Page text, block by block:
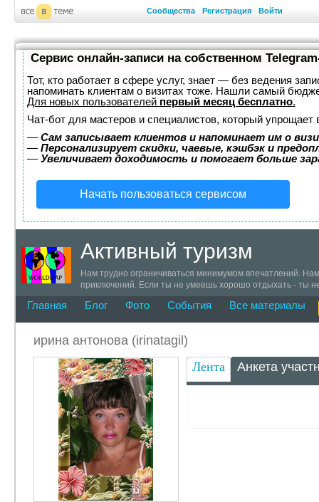
Сообщества Регистрация Войти
Сервис онлайн-записи на собственном
Тот, кто работает в сфере услуг, знает — без ведения
напоминать клиентам о визитах тоже. Нашли самый
Для новых пользователей первый месяц бесплатно.
Чат-бот для мастеров и специалистов, который упрощает
— Сам записывает клиентов и напоминает им о
— Персонализирует скидки, чаевые, кэшбэк и
— Увеличивает доходимость и помогает больше
Начать пользоваться сервисом
Активный туризм
Нам трудно ограничиваться минимумом впечатлений.
приключений. Если ты не умеешь хорошо отдыхать - ты
Главная Блог Фото События Все материалы
ирина антонова (irinatagil)
Лента
Анкета